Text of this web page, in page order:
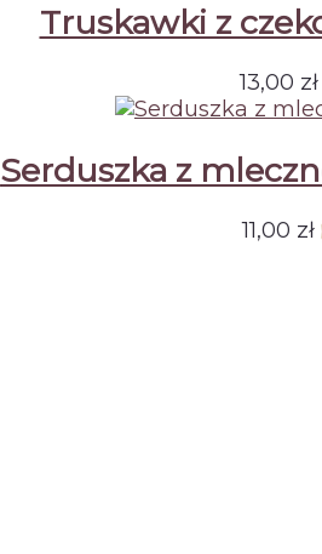
Truskawki z
13,00 zł
Serduszka z
11,00 zł